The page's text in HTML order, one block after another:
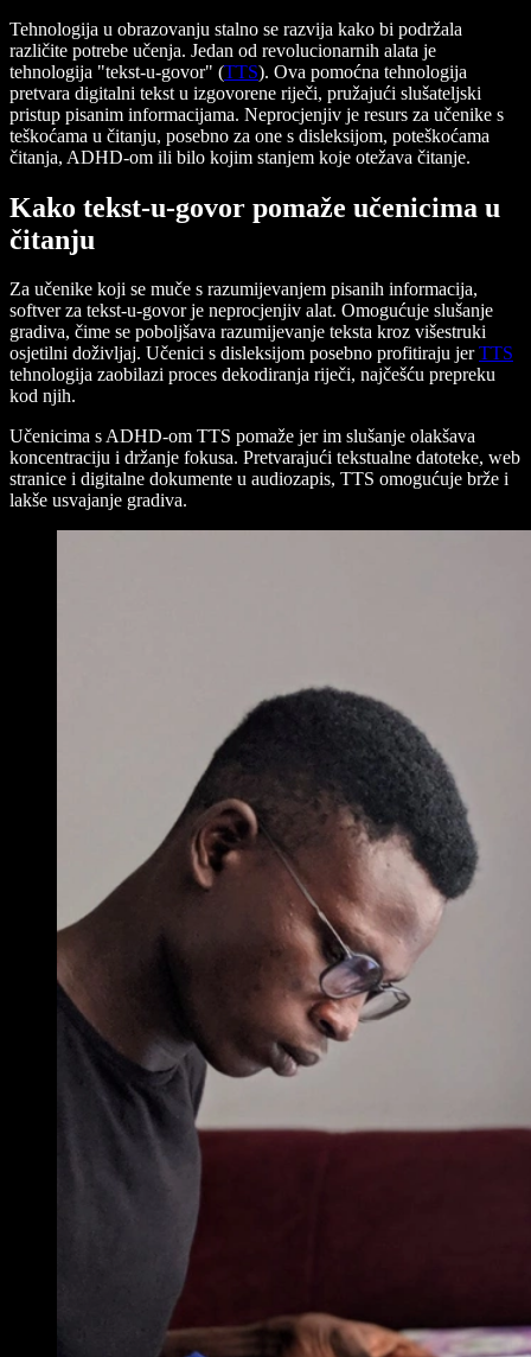
Tehnologija u obrazovanju stalno se razvija kako bi podržala
različite potrebe učenja. Jedan od revolucionarnih alata je
tehnologija "tekst-u-govor" (TTS). Ova pomoćna tehnologija
pretvara digitalni tekst u izgovorene riječi, pružajući slušateljski
pristup pisanim informacijama. Neprocjenjiv je resurs za učenike s
teškoćama u čitanju, posebno za one s disleksijom, poteškoćama
čitanja, ADHD-om ili bilo kojim stanjem koje otežava čitanje.
Kako tekst-u-govor pomaže učenicima u
čitanju
Za učenike koji se muče s razumijevanjem pisanih informacija,
softver za tekst-u-govor je neprocjenjiv alat. Omogućuje slušanje
gradiva, čime se poboljšava razumijevanje teksta kroz višestruki
osjetilni doživljaj. Učenici s disleksijom posebno profitiraju jerTTS
tehnologija zaobilazi proces dekodiranja riječi, najčešću prepreku
kod njih.
Učenicima s ADHD-om TTS pomaže jer im slušanje olakšava
koncentraciju i držanje fokusa. Pretvarajući tekstualne datoteke, web
stranice i digitalne dokumente u audiozapis, TTS omogućuje brže i
lakše usvajanje gradiva.